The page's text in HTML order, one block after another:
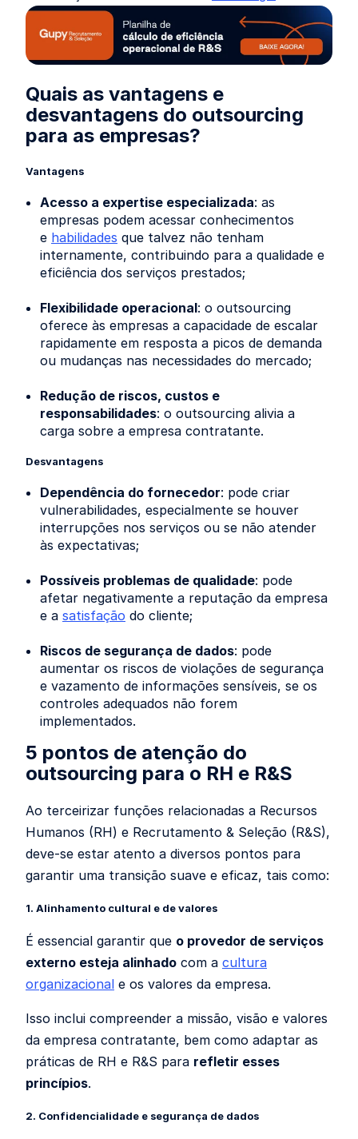
Quais as vantagens e
desvantagens do outsourcing
para as empresas?
Vantagens
Acesso a expertise especializada: as
empresas podem acessar conhecimentos
e habilidades que talvez não tenham
internamente, contribuindo para a qualidade e
eficiência dos serviços prestados;
Flexibilidade operacional: o outsourcing
oferece às empresas a capacidade de escalar
rapidamente em resposta a picos de demanda
ou mudanças nas necessidades do mercado;
Redução de riscos, custos e
responsabilidades: o outsourcing alivia a
carga sobre a empresa contratante.
Desvantagens
Dependência do fornecedor: pode criar
vulnerabilidades, especialmente se houver
interrupções nos serviços ou se não atender
às expectativas;
Possíveis problemas de qualidade: pode
afetar negativamente a reputação da empresa
e a satisfação do cliente;
Riscos de segurança de dados: pode
aumentar os riscos de violações de segurança
e vazamento de informações sensíveis, se os
controles adequados não forem
implementados.
5 pontos de atenção do
outsourcing para o RH e R&S
Ao terceirizar funções relacionadas a Recursos
Humanos (RH) e Recrutamento & Seleção (R&S),
deve-se estar atento a diversos pontos para
garantir uma transição suave e eficaz, tais como:
1. Alinhamento cultural e de valores
É essencial garantir que o provedor de serviços
externo esteja alinhado com a cultura
organizacional e os valores da empresa.
Isso inclui compreender a missão, visão e valores
da empresa contratante, bem como adaptar as
práticas de RH e R&S para refletir esses
princípios.
2. Confidencialidade e segurança de dados